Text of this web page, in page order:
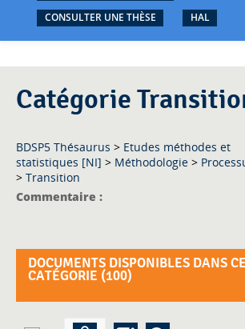
CONSULTER UNE THÈSE
HAL
Catégorie
BDSP5 Thésaurus > Etudes méthodes et
statistiques [NI] > Méthodologie >
> Transition
Commentaire :
DOCUMENTS DISPONIBLES DANS
CATÉGORIE (100)